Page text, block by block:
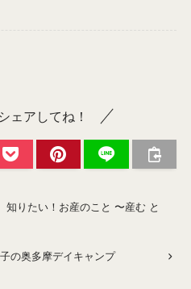
ェアしてね！
りたい！お産のこと 〜産む と
の奥多摩デイキャンプ